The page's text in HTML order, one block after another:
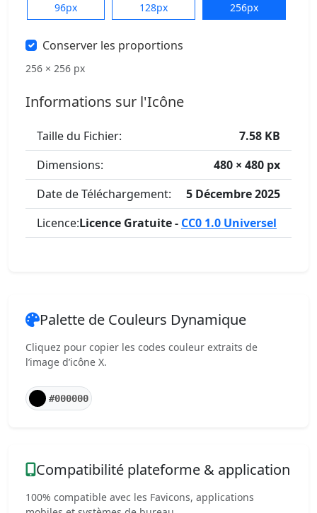
96px 128px 256px
Conserver les proportions
256 × 256 px
Informations sur l'Icône
Taille du Fichier:
7.58 KB
Dimensions:
480 × 480 px
Date de Téléchargement:
5 Décembre 2025
Licence:Licence Gratuite - CC0 1.0 Universel
Palette de Couleurs Dynamique
Cliquez pour copier les codes couleur extraits de
l’image d’icône X.
#000000
Compatibilité plateforme & application
100% compatible avec les Favicons, applications